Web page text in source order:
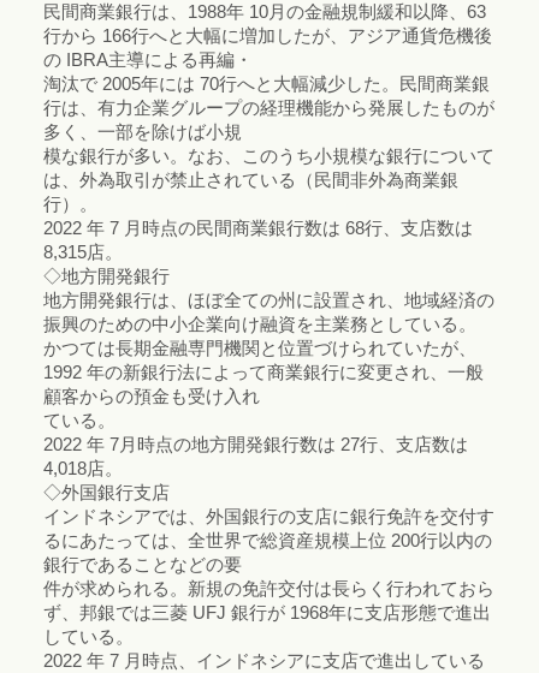
民間商業銀行は、1988年 10月の金融規制緩和以降、63
行から 166行へと大幅に増加したが、アジア通貨危機後
の IBRA主導による再編・
淘汰で 2005年には 70行へと大幅減少した。民間商業銀
行は、有力企業グループの経理機能から発展したものが
多く、一部を除けば小規
模な銀行が多い。なお、このうち小規模な銀行について
は、外為取引が禁止されている（民間非外為商業銀
行）。
2022 年 7 月時点の民間商業銀行数は 68行、支店数は
8,315店。
◇地方開発銀行
地方開発銀行は、ほぼ全ての州に設置され、地域経済の
振興のための中小企業向け融資を主業務としている。
かつては長期金融専門機関と位置づけられていたが、
1992 年の新銀行法によって商業銀行に変更され、一般
顧客からの預金も受け入れ
ている。
2022 年 7月時点の地方開発銀行数は 27行、支店数は
4,018店。
◇外国銀行支店
インドネシアでは、外国銀行の支店に銀行免許を交付す
るにあたっては、全世界で総資産規模上位 200行以内の
銀行であることなどの要
件が求められる。新規の免許交付は長らく行われておら
ず、邦銀では三菱 UFJ 銀行が 1968年に支店形態で進出
している。
2022 年 7 月時点、インドネシアに支店で進出している